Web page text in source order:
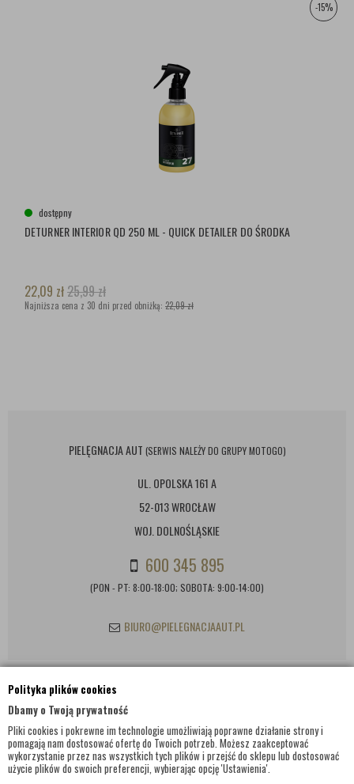
Polityka plików cookies
Dbamy o Twoją prywatność
Pliki cookies i pokrewne im technologie umożliwiają poprawne działanie strony i
pomagają nam dostosować ofertę do Twoich potrzeb. Możesz zaakceptować
wykorzystanie przez nas wszystkich tych plików i przejść do sklepu lub dostosować
użycie plików do swoich preferencji, wybierając opcję 'Ustawienia'.
-15%
dostępny
DETURNER INTERIOR QD 250 ML - QUICK DETAILER DO ŚRODKA
22,09 zł25,99zł
Najniższa cena z 30 dni przed obniżką: 22,09 zł
PIELĘGNACJA AUT (SERWIS NALEŻY DO GRUPY MOTOGO)
UL. OPOLSKA 161 A
52-013 WROCŁAW
WOJ. DOLNOŚLĄSKIE
600 345 895
(PON - PT: 8:00-18:00; SOBOTA: 9:00-14:00)
BIURO@PIELEGNACJAAUT.PL
INFORMACJE KONTAKTOWE